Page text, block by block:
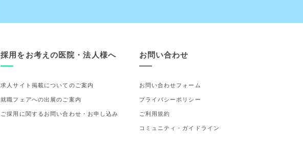
採用をお考えの医院・法人様へ
求人サイト掲載についてのご案内
就職フェアへの出展のご案内
ご採用に関するお問い合わせ・お申し込み
お問い合わせ
お問い合わせフォーム
プライバシーポリシー
ご利用規約
コミュニティ・ガイドライン